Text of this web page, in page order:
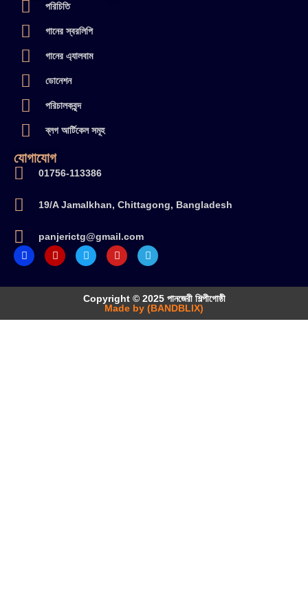
পরিচিতি
গানের স্বরলিপি
গানের এ্যালবাম
ডোনেশন
পরিচালকবৃন্দ
ব্লগ আর্টিকেল সমূহ
যোগাযোগ
01756-113386
19/A Jamalkhan, Chittagong, Bangladesh
panjerictg@gmail.com
Copyright © 2025 পানজেরী শিল্পীগোষ্ঠী
Made by (BANDBLIX)